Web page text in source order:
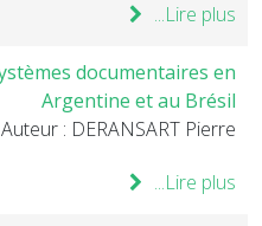
Lire plus...
documentaires en
Argentine et au Brésil
Auteur : DERANSART Pierre
Lire plus...